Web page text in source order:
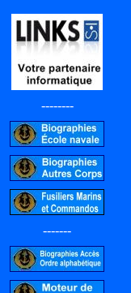
--------
-------